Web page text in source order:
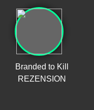
Branded to Kill
REZENSION